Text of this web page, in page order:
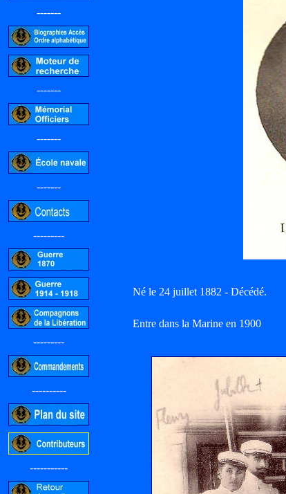
-------
-------
-------
-------
---------
---------
----------
-----------
Né le 24 juillet 1882 - Décédé.
Entre dans la Marine en 1900